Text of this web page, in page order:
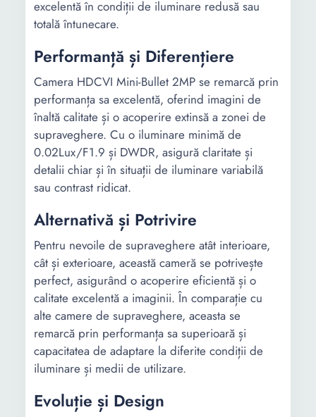
excelentă în condiții de iluminare redusă sau
totală întunecare.
Performanță și Diferențiere
Camera HDCVI Mini-Bullet 2MP se remarcă prin
performanța sa excelentă, oferind imagini de
înaltă calitate și o acoperire extinsă a zonei de
supraveghere. Cu o iluminare minimă de
0.02Lux/F1.9 și DWDR, asigură claritate și
detalii chiar și în situații de iluminare variabilă
sau contrast ridicat.
Alternativă și Potrivire
Pentru nevoile de supraveghere atât interioare,
cât și exterioare, această cameră se potrivește
perfect, asigurând o acoperire eficientă și o
calitate excelentă a imaginii. În comparație cu
alte camere de supraveghere, aceasta se
remarcă prin performanța sa superioară și
capacitatea de adaptare la diferite condiții de
iluminare și medii de utilizare.
Evoluție și Design